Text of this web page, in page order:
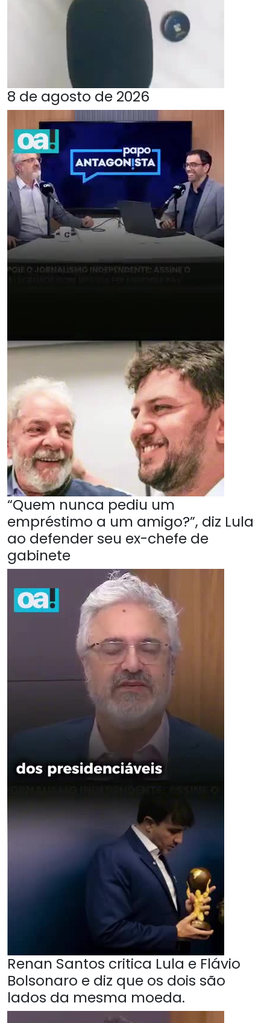
8 de agosto de 2026
“Quem nunca pediu um
empréstimo a um amigo?”, diz Lula
ao defender seu ex-chefe de
gabinete
Renan Santos critica Lula e Flávio
Bolsonaro e diz que os dois são
lados da mesma moeda.